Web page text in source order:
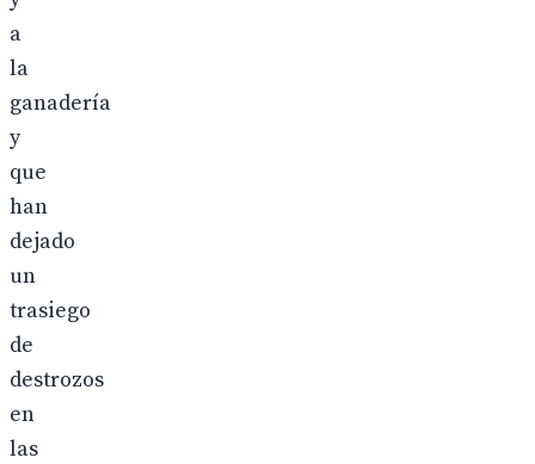
a
la
ganadería
y
que
han
dejado
un
trasiego
de
destrozos
en
las